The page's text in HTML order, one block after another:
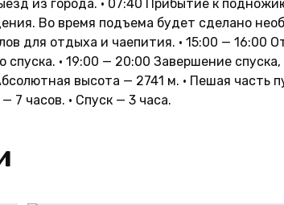
из города. • 07:40 Прибытие к
Во время подъема будет сделано
для отдыха и чаепития. • 15:00 — 16:00
• 19:00 — 20:00 Завершение спуска,
высота — 2741 м. • Пешая часть
7 часов. • Спуск — 3 часа.